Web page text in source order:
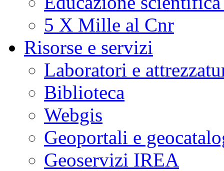
5 X Mille al Cnr
Risorse e servizi
Laboratori e
Biblioteca
Webgis
Geoportali e
Geoservizi IREA